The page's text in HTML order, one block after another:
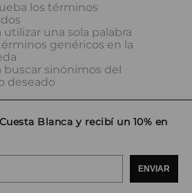
los términos
una sola palabra
genéricos en la
buscar sinónimos del
deseado
Blanca y recibí un 10% en
ENVIAR